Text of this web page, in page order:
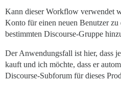
Kann dieser Workflow verwendet
Konto für einen neuen Benutzer zu
bestimmten Discourse-Gruppe
Der Anwendungsfall ist hier, dass
kauft und ich möchte, dass er
Discourse-Subforum für dieses